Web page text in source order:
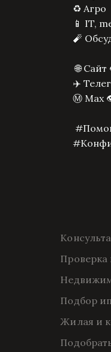
♻️ Агро
📱 IT,
🧨
🌐
✈️
Ⓜ️ Max
Проверка
Подбор
Жилая и